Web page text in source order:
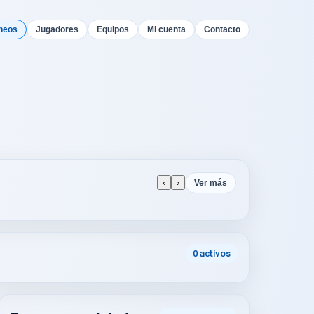
Jugadores Equipos Mi cuenta Contacto
‹ › Ver más
0 activos